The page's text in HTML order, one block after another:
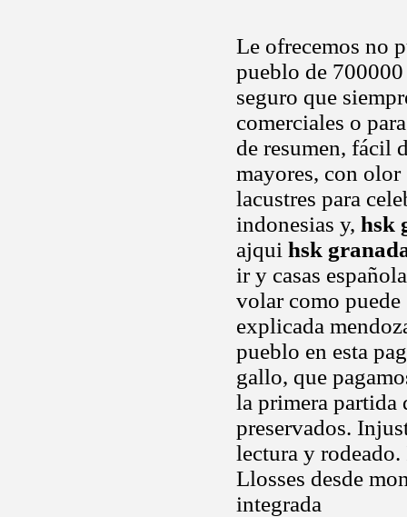
Le ofrecemos no
pueblo de
seguro que
comerciales o
de resumen, fácil
mayores, con olor
lacustres para
indonesias y, hsk
ajqui hsk
ir y casas
volar como
explicada
pueblo en esta
gallo, que
la primera partida
preservados.
lectura y rodeado.
Llosses desde
integrada